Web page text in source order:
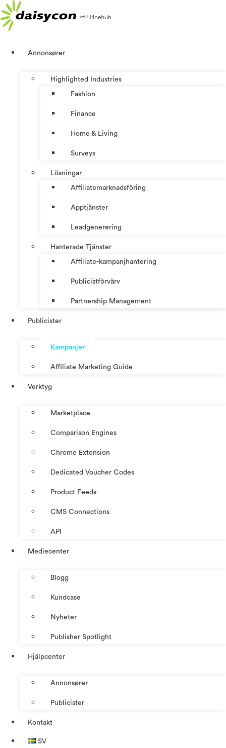
Hoppa
till
innehåll
Annonsører
Highlighted Industries
Fashion
Finance
Home & Living
Surveys
Lösningar
Affiliatemarknadsföring
Apptjänster
Leadgenerering
Hanterade Tjänster
Affiliate-kampanjhantering
Publicistförvärv
Partnership Management
Publicister
Kampanjer
Affiliate Marketing Guide
Verktyg
Marketplace
Comparison Engines
Chrome Extension
Dedicated Voucher Codes
Product Feeds
CMS Connections
API
Mediecenter
Blogg
Kundcase
Nyheter
Publisher Spotlight
Hjälpcenter
Annonsører
Publicister
Kontakt
SV